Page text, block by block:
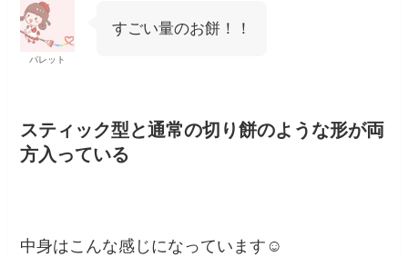
パレット
すごい量のお餅！！
スティック型と通常の切り餅のような形が両
方入っている
中身はこんな感じになっています☺️